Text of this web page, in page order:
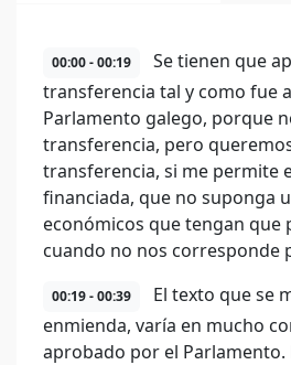
00:00 - 00:19
Se tienen que
transferencia tal y como fue
Parlamento galego, porque
transferencia, pero
transferencia, si me permite
financiada, que no suponga
económicos que tengan que
cuando no nos corresponde
00:19 - 00:39
El texto que se
enmienda, varía en mucho
aprobado por el Parlamento.